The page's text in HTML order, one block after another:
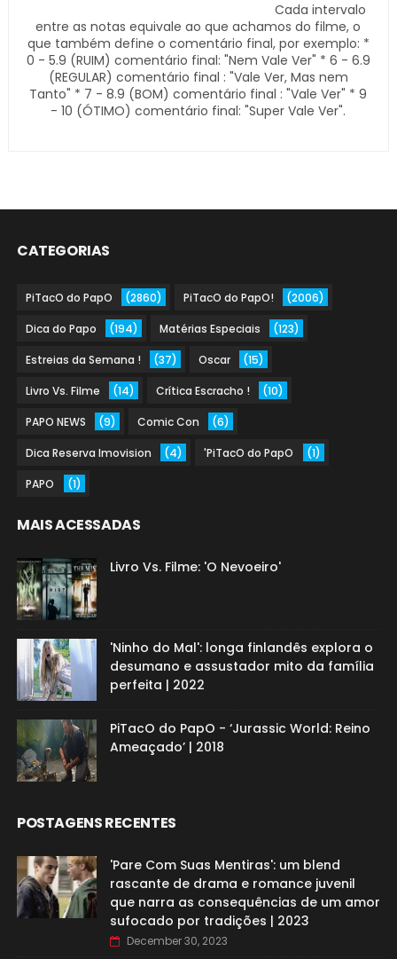
Cada intervalo
entre as notas equivale ao que achamos do filme, o
que também define o comentário final, por exemplo: *
0 - 5.9 (RUIM) comentário final: "Nem Vale Ver" * 6 - 6.9
(REGULAR) comentário final : "Vale Ver, Mas nem
Tanto" * 7 - 8.9 (BOM) comentário final : "Vale Ver" * 9
- 10 (ÓTIMO) comentário final: "Super Vale Ver".
CATEGORIAS
PiTacO do PapO (2860) PiTacO do PapO! (2006)
Dica do Papo (194) Matérias Especiais (123)
Estreias da Semana ! (37) Oscar (15)
Livro Vs. Filme (14) Crítica Escracho ! (10)
PAPO NEWS (9) Comic Con (6)
Dica Reserva Imovision (4) 'PiTacO do PapO (1)
PAPO (1)
MAIS ACESSADAS
Livro Vs. Filme: 'O Nevoeiro'
'Ninho do Mal': longa finlandês explora o
desumano e assustador mito da família
perfeita | 2022
PiTacO do PapO - ‘Jurassic World: Reino
Ameaçado’ | 2018
POSTAGENS RECENTES
'Pare Com Suas Mentiras': um blend
rascante de drama e romance juvenil
que narra as consequências de um amor
sufocado por tradições | 2023
December 30, 2023